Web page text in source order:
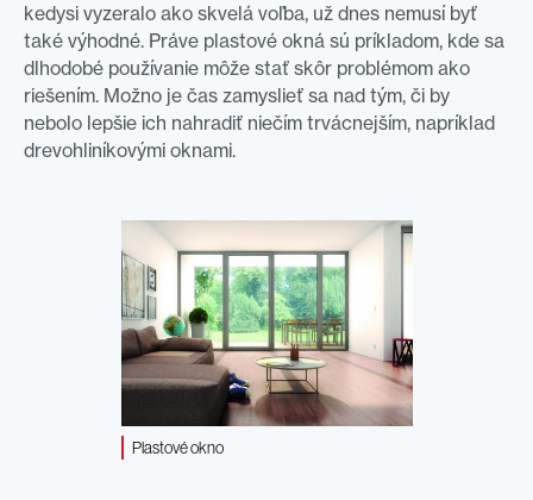
kedysi vyzeralo ako skvelá voľba, už dnes nemusí byť
také výhodné. Práve plastové okná sú príkladom, kde sa
dlhodobé používanie môže stať skôr problémom ako
riešením. Možno je čas zamyslieť sa nad tým, či by
nebolo lepšie ich nahradiť niečím trvácnejším, napríklad
drevohliníkovými oknami.
Plastové okno